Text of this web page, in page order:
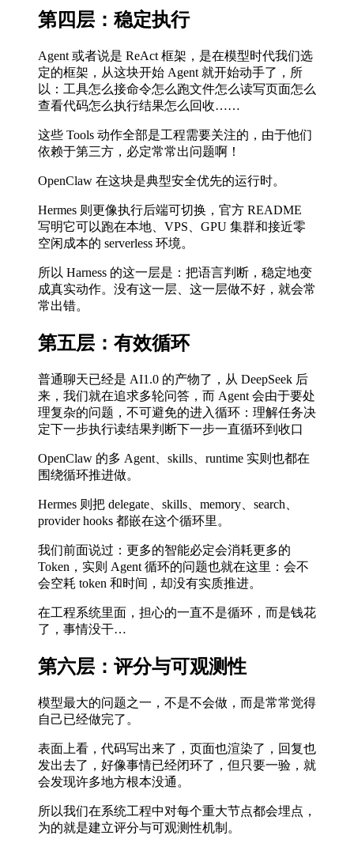
第四层：稳定执行
Agent 或者说是 ReAct 框架，是在模型时代我们选
定的框架，从这块开始 Agent 就开始动手了，所
以：工具怎么接命令怎么跑文件怎么读写页面怎么
查看代码怎么执行结果怎么回收……
这些 Tools 动作全部是工程需要关注的，由于他们
依赖于第三方，必定常常出问题啊！
OpenClaw 在这块是典型安全优先的运行时。
Hermes 则更像执行后端可切换，官方 README
写明它可以跑在本地、VPS、GPU 集群和接近零
空闲成本的 serverless 环境。
所以 Harness 的这一层是：把语言判断，稳定地变
成真实动作。没有这一层、这一层做不好，就会常
常出错。
第五层：有效循环
普通聊天已经是 AI1.0 的产物了，从 DeepSeek 后
来，我们就在追求多轮问答，而 Agent 会由于要处
理复杂的问题，不可避免的进入循环：理解任务决
定下一步执行读结果判断下一步一直循环到收口
OpenClaw 的多 Agent、skills、runtime 实则也都在
围绕循环推进做。
Hermes 则把 delegate、skills、memory、search、
provider hooks 都嵌在这个循环里。
我们前面说过：更多的智能必定会消耗更多的
Token，实则 Agent 循环的问题也就在这里：会不
会空耗 token 和时间，却没有实质推进。
在工程系统里面，担心的一直不是循环，而是钱花
了，事情没干…
第六层：评分与可观测性
模型最大的问题之一，不是不会做，而是常常觉得
自己已经做完了。
表面上看，代码写出来了，页面也渲染了，回复也
发出去了，好像事情已经闭环了，但只要一验，就
会发现许多地方根本没通。
所以我们在系统工程中对每个重大节点都会埋点，
为的就是建立评分与可观测性机制。